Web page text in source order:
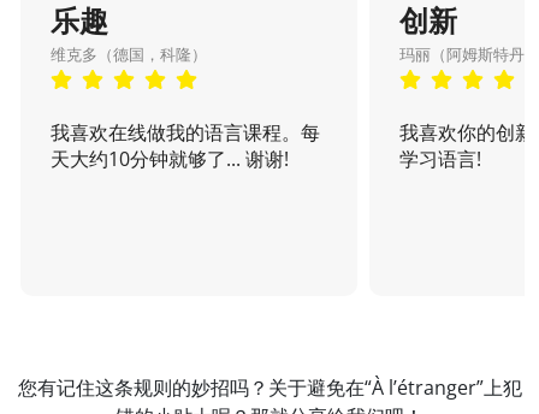
乐趣
维克多（德国，科隆）
我喜欢在线做我的语言课程。每
天大约10分钟就够了... 谢谢!
创新
玛丽（阿姆斯特丹
我喜欢你的创
学习语言!
您有记住这条规则的妙招吗？关于避免在“À l’étranger”上犯